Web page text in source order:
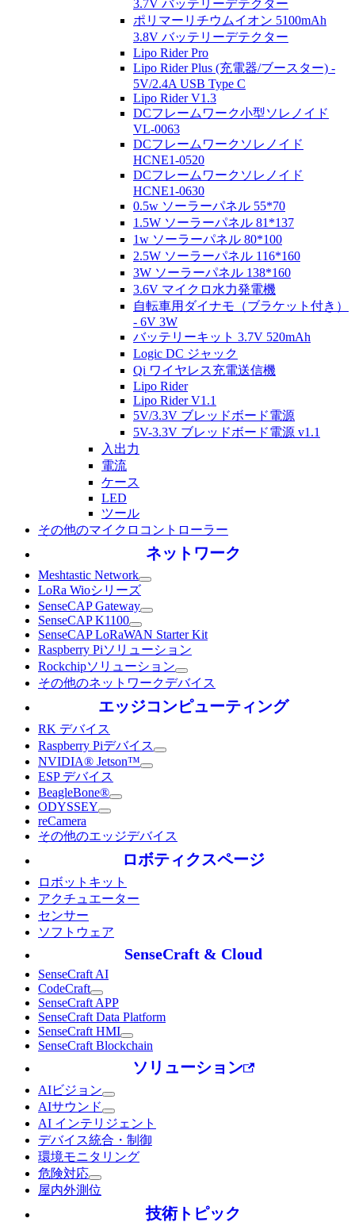
3.7V バッテリーデテクター
ポリマーリチウムイオン 5100mAh
3.8V バッテリーデテクター
Lipo Rider Pro
Lipo Rider Plus (充電器/ブースター) -
5V/2.4A USB Type C
Lipo Rider V1.3
DCフレームワーク小型ソレノイド
VL-0063
DCフレームワークソレノイド
HCNE1-0520
DCフレームワークソレノイド
HCNE1-0630
0.5w ソーラーパネル 55*70
1.5W ソーラーパネル 81*137
1w ソーラーパネル 80*100
2.5W ソーラーパネル 116*160
3W ソーラーパネル 138*160
3.6V マイクロ水力発電機
自転車用ダイナモ（ブラケット付き）
- 6V 3W
バッテリーキット 3.7V 520mAh
Logic DC ジャック
Qi ワイヤレス充電送信機
Lipo Rider
Lipo Rider V1.1
5V/3.3V ブレッドボード電源
5V-3.3V ブレッドボード電源 v1.1
入出力
電流
ケース
LED
ツール
その他のマイクロコントローラー
ネットワーク
Meshtastic Network
LoRa Wioシリーズ
SenseCAP Gateway
SenseCAP K1100
SenseCAP LoRaWAN Starter Kit
Raspberry Piソリューション
Rockchipソリューション
その他のネットワークデバイス
エッジコンピューティング
RK デバイス
Raspberry Piデバイス
NVIDIA® Jetson™
ESP デバイス
BeagleBone®
ODYSSEY
reCamera
その他のエッジデバイス
ロボティクスページ
ロボットキット
アクチュエーター
センサー
ソフトウェア
SenseCraft & Cloud
SenseCraft AI
CodeCraft
SenseCraft APP
SenseCraft Data Platform
SenseCraft HMI
SenseCraft Blockchain
ソリューション
AIビジョン
AIサウンド
AI インテリジェント
デバイス統合・制御
環境モニタリング
危険対応
屋内外測位
技術トピック